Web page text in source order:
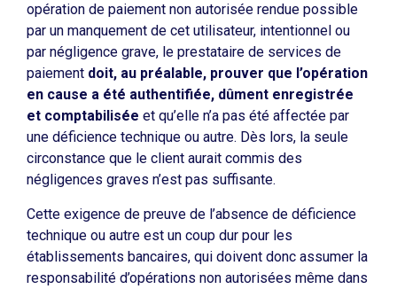
opération de paiement non autorisée rendue possible
par un manquement de cet utilisateur, intentionnel ou
par négligence grave, le prestataire de services de
paiement doit, au préalable, prouver que l’opération
en cause a été authentifiée, dûment enregistrée
et comptabilisée et qu’elle n’a pas été affectée par
une déficience technique ou autre. Dès lors, la seule
circonstance que le client aurait commis des
négligences graves n’est pas suffisante.
Cette exigence de preuve de l’absence de déficience
technique ou autre est un coup dur pour les
établissements bancaires, qui doivent donc assumer la
responsabilité d’opérations non autorisées même dans